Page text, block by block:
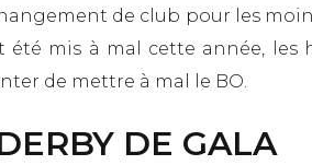
de club pour les
été mis à mal cette année, les
de mettre à mal le BO.
DE GALA